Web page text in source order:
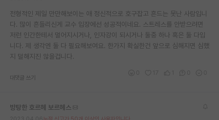
전형적인 제일 만만해보이는 애 정신적으로 호구잡고 흔드는 못난 사람입니
다. 많이 흔들리신게 교수 입장에선 성공적이네요. 스트레스를 안받으려면
저런 인간한테서 멀어지시거나, 인자강이 되시거나 둘중 하나 혹은 둘 다입
니다. 제 생각엔 둘 다 필요해보여요. 한가지 확실한건 앞으로 심해지면 심했
지 덜해지진 않을겁니다.
대댓글 쓰기
방탕한 호르헤 보르헤스